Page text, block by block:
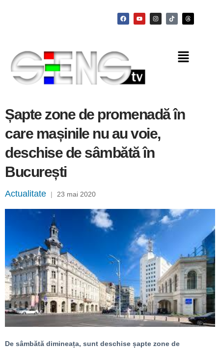
Șapte zone de promenadă în
care mașinile nu au voie,
deschise de sâmbătă în
București
Actualitate | 23 mai 2020
De sâmbătă dimineața, sunt deschise șapte zone de